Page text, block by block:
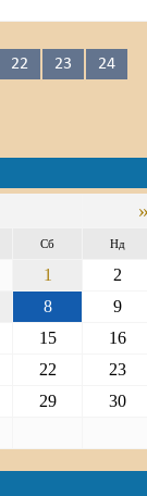
22 23 24
Сб Нд
1
2
8
9
15
16
22
23
29
30